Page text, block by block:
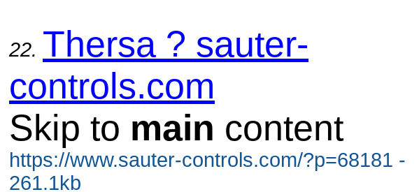
22. Thersa ? sauter-
controls.com
Skip to main content
https://www.sauter-controls.com/?p=68181 -
261.1kb